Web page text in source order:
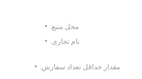
محل منبع:
نام تجاری:
مقدار حداقل تعداد سفارش: